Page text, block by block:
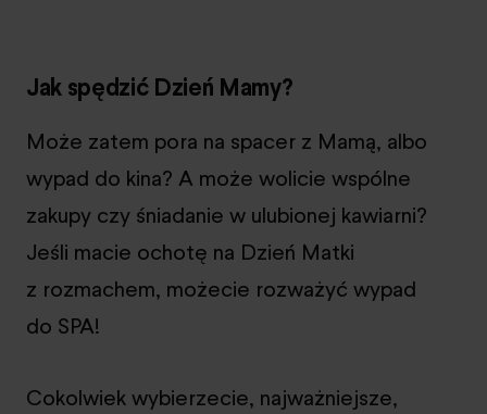
Jak spędzić Dzień Mamy?
Może zatem pora na spacer z Mamą, albo
wypad do kina? A może wolicie wspólne
zakupy czy śniadanie w ulubionej kawiarni?
Jeśli macie ochotę na Dzień Matki
z rozmachem, możecie rozważyć wypad
do SPA!
Cokolwiek wybierzecie, najważniejsze,